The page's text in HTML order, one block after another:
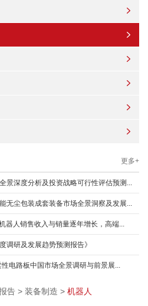
更多+
景深度分析及投资战略可行性评估预测...
无尘包装成套装备市场全景洞察及发展...
器人销售收入与销量逐年增长，高端...
调研及发展趋势预测报告》
电路板中国市场全景调研与前景展...
告 > 装备制造 > 机器人